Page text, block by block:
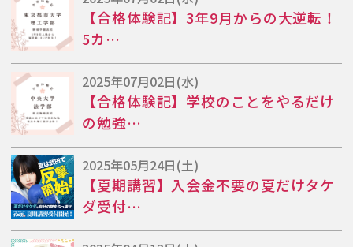
【合格体験記】3年9月からの大逆転！
5カ…
2025年07月02日(水)
【合格体験記】学校のことをやるだけ
の勉強…
2025年05月24日(土)
【夏期講習】入会金不要の夏だけタケ
ダ受付…